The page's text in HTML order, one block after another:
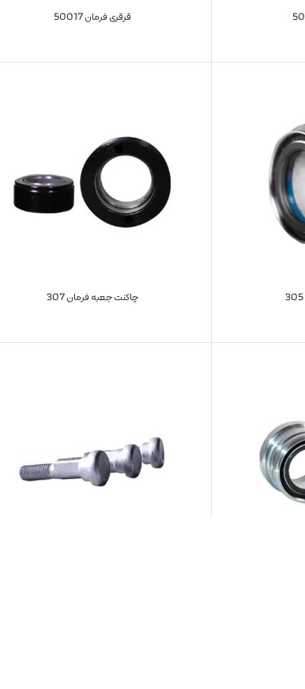
قرقری فرمان 50017
چاکنت جعبه فرمان 307